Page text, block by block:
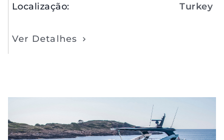
Localização: Turkey
Ver Detalhes